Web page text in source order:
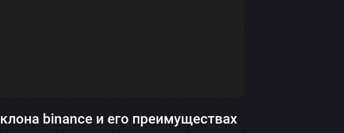
binance и его преимуществах